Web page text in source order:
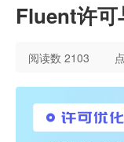
Fluent许可
阅读数 2103